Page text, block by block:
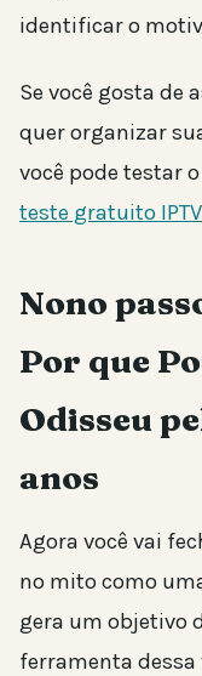
identificar o
Se você gosta de
quer organizar
você pode testar
teste gratuito IPTV
Nono
Por que
Odisseu
anos
Agora você vai
no mito como
gera um objetivo
ferramenta dessa